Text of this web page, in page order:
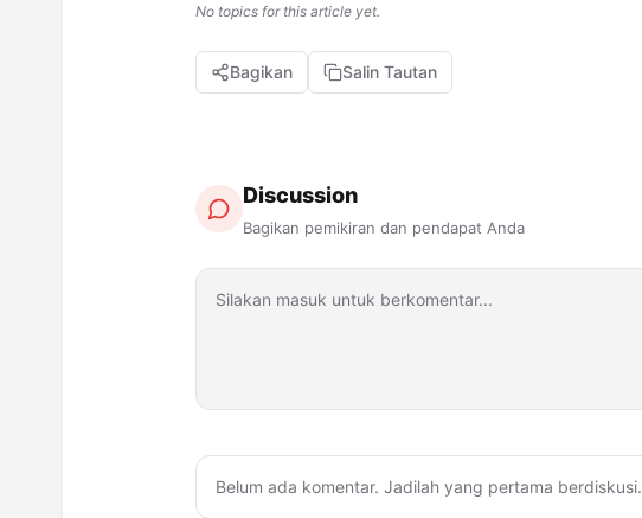
No topics for this article yet.
Bagikan Salin Tautan
Discussion
Bagikan pemikiran dan pendapat Anda
Belum ada komentar. Jadilah yang pertama berdiskusi.